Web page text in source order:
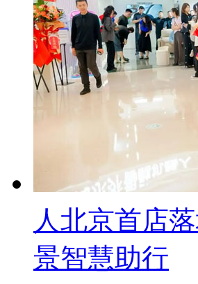
人北京首店
景智慧助行